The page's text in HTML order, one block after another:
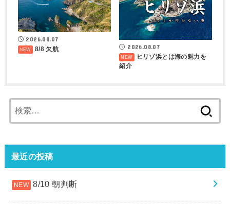
2026.08.07
8/8 欠航 2026.08.07
ヒリゾ浜とは海の魅力を
紹介
索:
最近の投稿
8/10 朝判断